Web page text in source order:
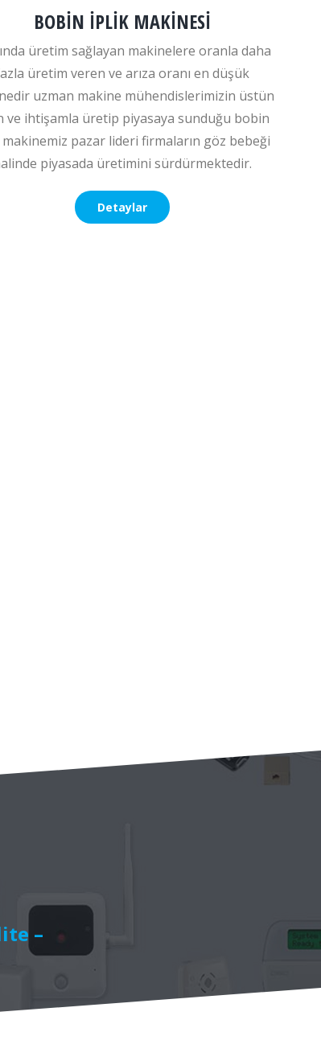
BOBİN İPLİK MAKİNESİ
üretim sağlayan makinelere oranla daha
üretim veren ve arıza oranı en düşük
uzman makine mühendislerimizin üstün
ve ihtişamla üretip piyasaya sunduğu bobin
pazar lideri firmaların göz bebeği
piyasada üretimini sürdürmektedir.
Detaylar
–